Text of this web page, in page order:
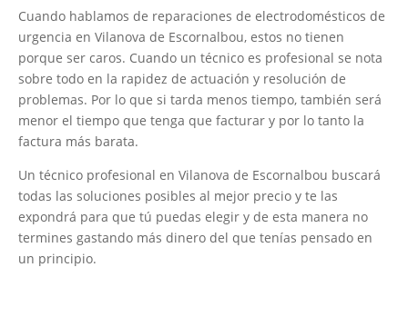
Cuando hablamos de reparaciones de electrodomésticos de
urgencia en Vilanova de Escornalbou, estos no tienen
porque ser caros. Cuando un técnico es profesional se nota
sobre todo en la rapidez de actuación y resolución de
problemas. Por lo que si tarda menos tiempo, también será
menor el tiempo que tenga que facturar y por lo tanto la
factura más barata.
Un técnico profesional en Vilanova de Escornalbou buscará
todas las soluciones posibles al mejor precio y te las
expondrá para que tú puedas elegir y de esta manera no
termines gastando más dinero del que tenías pensado en
un principio.